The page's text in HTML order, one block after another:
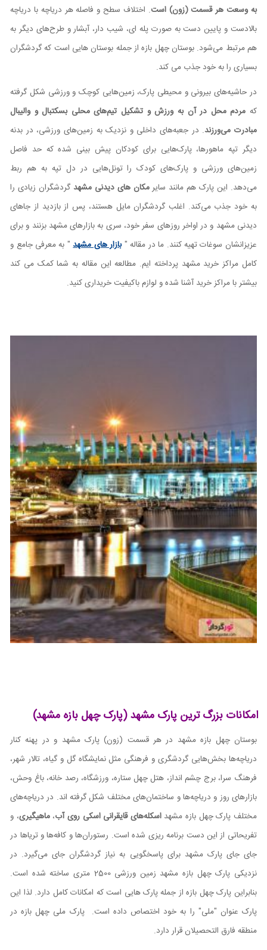
به وسعت هر قسمت (زون) است. اختلاف سطح و فاصله هر دریاچه با دریاچه
بالادست و پایین دست به‏ صورت پله ‌ای، شیب ‌دار، آبشار و طرح‌های دیگر به
هم مرتبط می‌شود. بوستان چهل بازه از جمله بوستان هایی است که گردشگران
بسیاری را به خود جذب می کند.
در حاشیه‌های بیرونی و محیطی پارک، زمین‌هایی کوچک و ورزشی شکل گرفته
که مردم محل در آن به ورزش و تشکیل تیم‌‌های محلی بسکتبال و والیبال
مبادرت می‌ورزند. در جعبه‌‌های داخلی و نزدیک به زمین‌‌های ورزشی، در بدنه
دیگر تپه ماهورها، پارک‌هایی برای کودکان پیش بینی شده که حد فاصل
زمین‌های ورزشی و پارک‌های کودک را تونل‌هایی در دل تپه به هم ربط
می‌دهد. این پارک هم مانند سایرمکان های دیدنی مشهدگردشگران زیادی را
به خود جذب می‌کند. اغلب گردشگران مایل هستند، پس از بازدید از جاهای
دیدنی مشهد و در اواخر روزهای سفر خود، سری به بازارهای مشهد بزنند و برای
عزیزانشان سوغات تهیه کنند. ما در مقاله "بازار های مشهد" به معرفی جامع و
کامل مراکز خرید مشهد پرداخته ایم. مطالعه این مقاله به شما کمک می کند
بیشتر با مراکز خرید آشنا شده و لوازم باکیفیت خریداری کنید.
امکانات بزرگ ترین پارک مشهد (پارک چهل بازه مشهد)
بوستان چهل بازه مشهد در هر قسمت (زون) پارک مشهد و در پهنه کنار
دریاچه‌ها بخش‌هایی گردشگری و فرهنگی مثل نمایشگاه گل و گیاه، تالار شهر،
فرهنگ سرا، برج چشم انداز، هتل چهل ستاره، ورزشگاه، رصد خانه، باغ وحش،
بازارهای روز و دریاچه‌ها و ساختمان‌های مختلف شکل گرفته اند. در دریاچه‌‌های
مختلف پارک چهل بازه مشهداسکله‏‌های قایقرانی اسکی روی آب،ماهیگیری، و
تفریحاتی از این دست برنامه ریزی شده است. رستوران‌ها و کافه‌ها و تریاها در
جای جای پارک مشهد برای پاسخگویی به نیاز گردشگران جای می‌گیرد. در
نزدیکی پارک چهل بازه مشهد زمین ورزشی 2500 متری ساخته شده است.
بنابراین پارک چهل بازه از جمله پارک هایی است که امکانات کامل دارد. لذا این
پارک عنوان "ملی" را به خود اختصاص داده است. پارک ملی چهل بازه در
منطقه فارق التحصیلان قرار دارد.